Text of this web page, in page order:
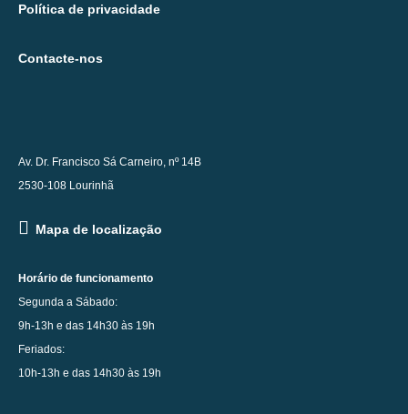
Política de privacidade
Contacte-nos
Av. Dr. Francisco Sá Carneiro, nº 14B
2530-108 Lourinhã
Mapa de localização
Horário de funcionamento
Segunda a Sábado:
9h-13h e das 14h30 às 19h
Feriados:
10h-13h e das 14h30 às 19h